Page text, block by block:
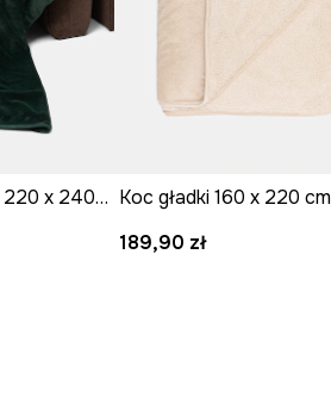
Narzuta na łóżko 220 x 240 cm Koc gładki 160 x 220 cm
189,90 zł